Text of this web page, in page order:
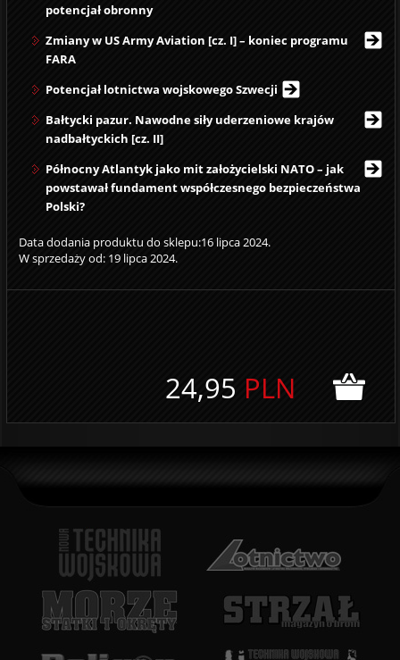
potencjał obronny
Zmiany w US Army Aviation [cz. I] – koniec programu
FARA
Potencjał lotnictwa wojskowego Szwecji
Bałtycki pazur. Nawodne siły uderzeniowe krajów
nadbałtyckich [cz. II]
Północny Atlantyk jako mit założycielski NATO – jak
powstawał fundament współczesnego bezpieczeństwa
Polski?
Data dodania produktu do sklepu:16 lipca 2024.
W sprzedaży od: 19 lipca 2024.
24,95 PLN